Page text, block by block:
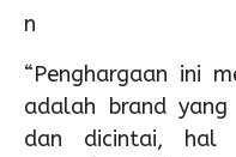
n
“Penghargaan ini
adalah brand yang
dan dicintai, hal